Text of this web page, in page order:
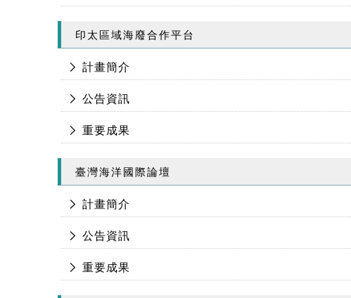
印太區域海廢合作平台
計畫簡介
公告資訊
重要成果
臺灣海洋國際論壇
計畫簡介
公告資訊
重要成果